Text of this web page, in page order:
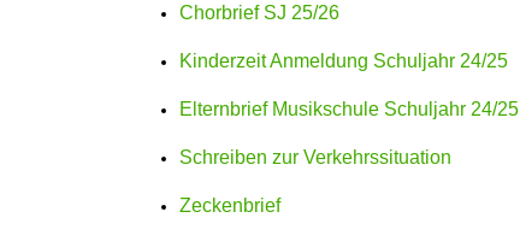
Chorbrief SJ 25/26
Kinderzeit Anmeldung Schuljahr 24/25
Elternbrief Musikschule Schuljahr 24/25
Schreiben zur Verkehrssituation
Zeckenbrief